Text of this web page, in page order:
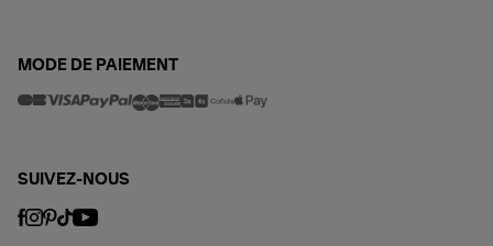
MODE DE PAIEMENT
SUIVEZ-NOUS